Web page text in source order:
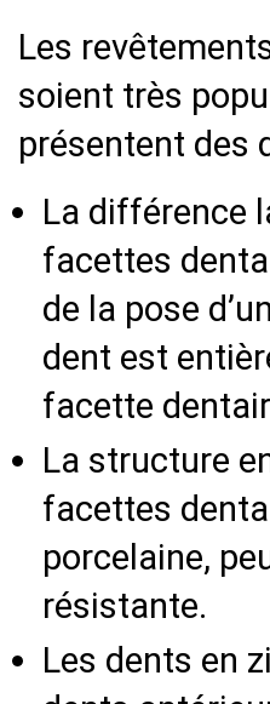
Les
soient très
présentent des
La différence
facettes
de la pose
dent est
facette
La structure
facettes
porcelaine,
résistante.
Les dents en